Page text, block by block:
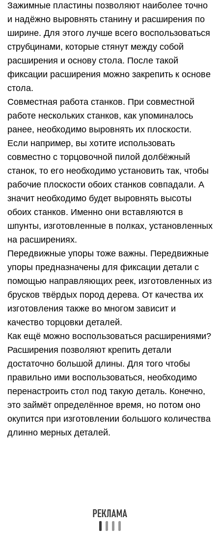
Зажимные пластины позволяют наиболее точно
и надёжно выровнять станину и расширения по
ширине. Для этого лучше всего воспользоваться
струбцинами, которые стянут между собой
расширения и основу стола. После такой
фиксации расширения можно закрепить к основе
стола.
Совместная работа станков. При совместной
работе нескольких станков, как упоминалось
ранее, необходимо выровнять их плоскости.
Если например, вы хотите использовать
совместно с торцовочной пилой долбёжный
станок, то его необходимо установить так, чтобы
рабочие плоскости обоих станков совпадали. А
значит необходимо будет выровнять высоты
обоих станков. Именно они вставляются в
шпунты, изготовленные в полках, установленных
на расширениях.
Передвижные упоры тоже важны. Передвижные
упоры предназначены для фиксации детали с
помощью направляющих реек, изготовленных из
брусков твёрдых пород дерева. От качества их
изготовления также во многом зависит и
качество торцовки деталей.
Как ещё можно воспользоваться расширениями?
Расширения позволяют крепить детали
достаточно большой длины. Для того чтобы
правильно ими воспользоваться, необходимо
перенастроить стол под такую деталь. Конечно,
это займёт определённое время, но потом оно
окупится при изготовлении большого количества
длинно мерных деталей.